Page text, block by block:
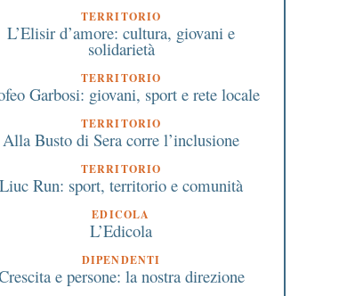
TERRITORIO
L’Elisir d’amore: cultura, giovani e
solidarietà
TERRITORIO
Garbosi: giovani, sport e rete locale
TERRITORIO
Alla Busto di Sera corre l’inclusione
TERRITORIO
Liuc Run: sport, territorio e comunità
EDICOLA
L’Edicola
DIPENDENTI
e persone: la nostra direzione